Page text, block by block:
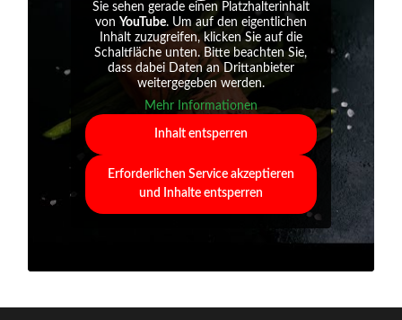
Sie sehen gerade einen Platzhalterinhalt
von YouTube. Um auf den eigentlichen
Inhalt zuzugreifen, klicken Sie auf die
Schaltfläche unten. Bitte beachten Sie,
dass dabei Daten an Drittanbieter
weitergegeben werden.
Mehr Informationen
Inhalt entsperren
Erforderlichen Service akzeptieren
und Inhalte entsperren